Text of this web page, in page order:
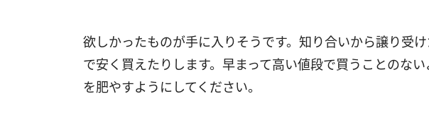
欲しかったものが手に入りそうです。知り合いから譲り受
で安く買えたりします。早まって高い値段で買うことのな
を肥やすようにしてください。